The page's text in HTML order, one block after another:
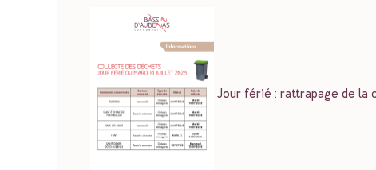
Jour férié : rattrapage de la